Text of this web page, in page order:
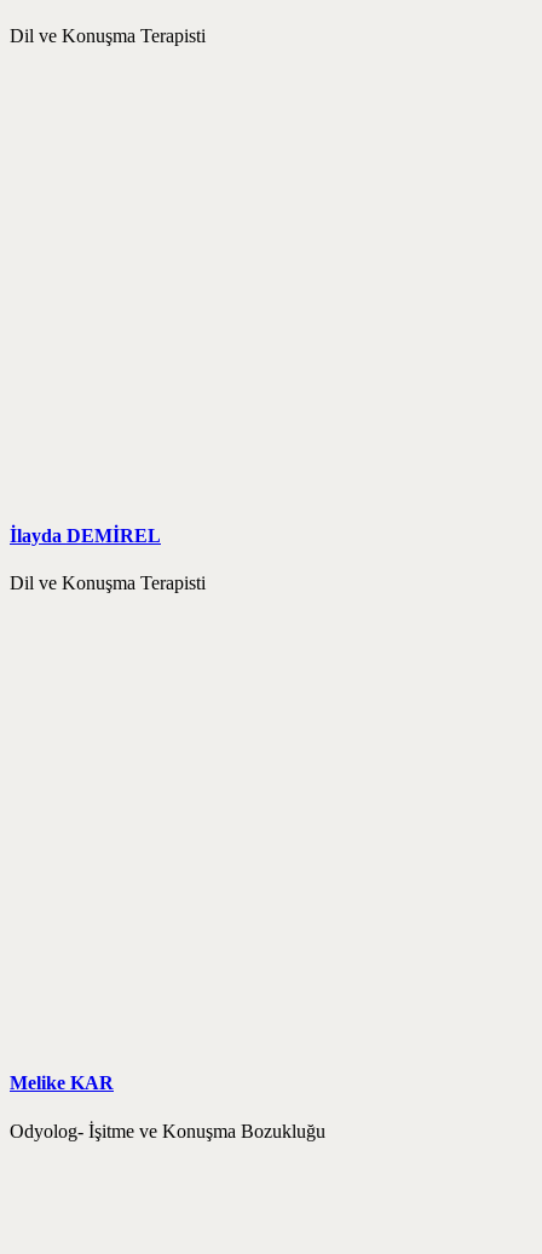
Dil ve Konuşma Terapisti
İlayda DEMİREL
Dil ve Konuşma Terapisti
Melike KAR
Odyolog- İşitme ve Konuşma Bozukluğu